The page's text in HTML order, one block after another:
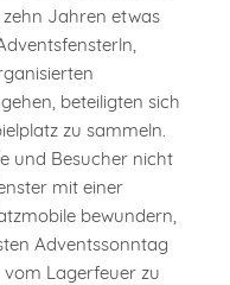
Jahren etwas
beteiligten sich
zu sammeln.
und Besucher nicht
mit einer
bewundern,
Adventssonntag
Lagerfeuer zu